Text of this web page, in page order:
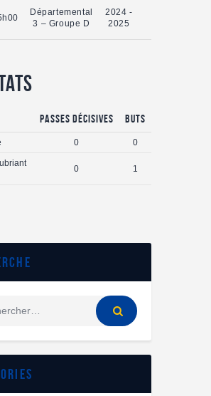
Départemental
3 – Groupe D
2024 -
2025
Passes Décisives Buts
0 0
0 1